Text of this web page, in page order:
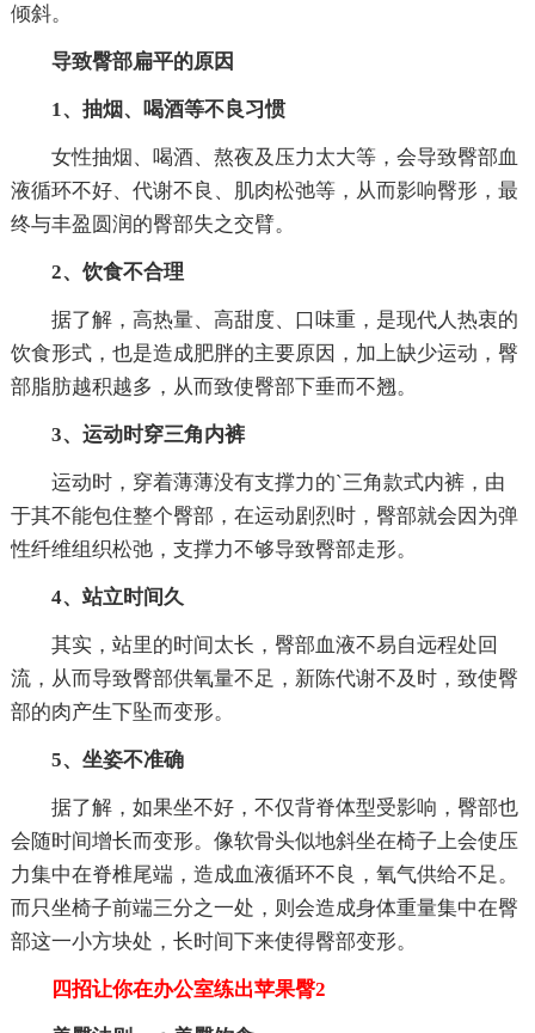
倾斜。
导致臀部扁平的原因
1、抽烟、喝酒等不良习惯
女性抽烟、喝酒、熬夜及压力太大等，会导致臀部血
液循环不好、代谢不良、肌肉松弛等，从而影响臀形，最
终与丰盈圆润的臀部失之交臂。
2、饮食不合理
据了解，高热量、高甜度、口味重，是现代人热衷的
饮食形式，也是造成肥胖的主要原因，加上缺少运动，臀
部脂肪越积越多，从而致使臀部下垂而不翘。
3、运动时穿三角内裤
运动时，穿着薄薄没有支撑力的`三角款式内裤，由
于其不能包住整个臀部，在运动剧烈时，臀部就会因为弹
性纤维组织松弛，支撑力不够导致臀部走形。
4、站立时间久
其实，站里的时间太长，臀部血液不易自远程处回
流，从而导致臀部供氧量不足，新陈代谢不及时，致使臀
部的肉产生下坠而变形。
5、坐姿不准确
据了解，如果坐不好，不仅背脊体型受影响，臀部也
会随时间增长而变形。像软骨头似地斜坐在椅子上会使压
力集中在脊椎尾端，造成血液循环不良，氧气供给不足。
而只坐椅子前端三分之一处，则会造成身体重量集中在臀
部这一小方块处，长时间下来使得臀部变形。
四招让你在办公室练出苹果臀2